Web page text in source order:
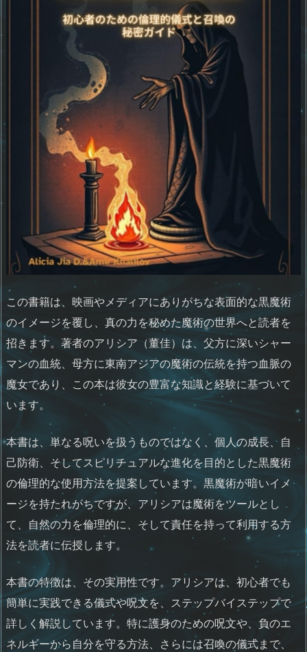
この書籍は、映画やメディアにありがちな表面的な黒魔術
のイメージを覆し、真の力を秘めた魔術の世界へと読者を
招きます。著者のアリシア（董佳）は、父方に深いシャー
マンの血統、母方に東南アジアの魔術の伝統を持つ血脈の
魔女であり、この本は彼女の豊富な知識と経験に基づいて
います。
本書は、単なる呪いを扱うものではなく、個人の成長、自
己防衛、そしてスピリチュアルな進化を目的とした黒魔術
の倫理的な使用方法を提案しています。黒魔術が暗いイメ
ージを持たれがちですが、アリシアは魔術をツールとし
て、自然の力を倫理的に、そして責任を持って利用する方
法を読者に伝授します。
本書の特徴は、その実用性です。アリシアは、初心者でも
簡単に実践できる儀式や呪文を、ステップバイステップで
詳しく解説しています。特に護身のための呪文や、負のエ
ネルギーから自分を守る方法、さらには召喚の儀式まで、